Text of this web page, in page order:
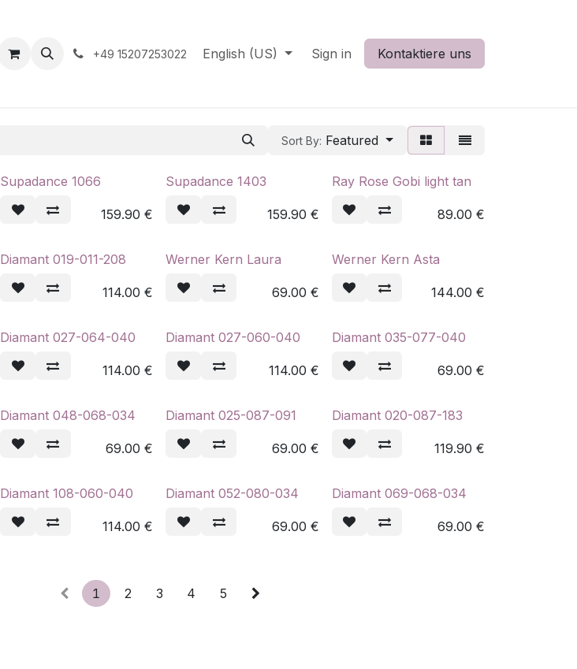
Appointment +49 15207253022 English (US) Sign in Kontaktiere uns
Sort By: Featured
Supadance 1066
159.90 €
Supadance 1403
159.90 €
Ray Rose Gobi light tan
89.00 €
Diamant 019-011-208
114.00 €
Werner Kern Laura
69.00 €
Werner Kern Asta
144.00 €
Diamant 027-064-040
114.00 €
Diamant 027-060-040
114.00 €
Diamant 035-077-040
69.00 €
Diamant 048-068-034
69.00 €
Diamant 025-087-091
69.00 €
Diamant 020-087-183
119.90 €
Diamant 108-060-040
114.00 €
Diamant 052-080-034
69.00 €
Diamant 069-068-034
69.00 €
1 2 3 4 5